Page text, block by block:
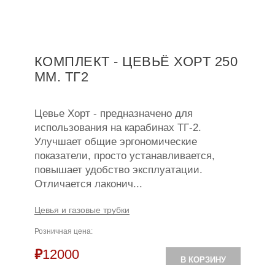
КОМПЛЕКТ - ЦЕВЬЁ ХОРТ 250
ММ. ТГ2
Цевье Хорт - предназначено для
использования на карабинах ТГ-2.
Улучшает общие эргономические
показатели, просто устанавливается,
повышает удобство эксплуатации.
Отличается лаконич...
Цевья и газовые трубки
Розничная цена:
₽12000
В КОРЗИНУ